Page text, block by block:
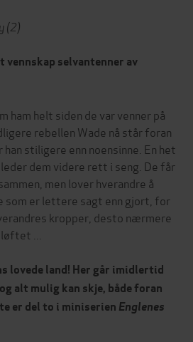
(2)
vennskap selvantenner av
ham helt siden de var venner på
rebellen Wade nå står foran
han stiligere enn noensinne. En het
dem videre rett i seng. De får
men lover hverandre å
som er lettere sagt enn gjort, for
kropper, desto nærmere
...
lovede land! Her går imidlertid
alt mulig kan skje, både foran
er del to i miniserien Englenes